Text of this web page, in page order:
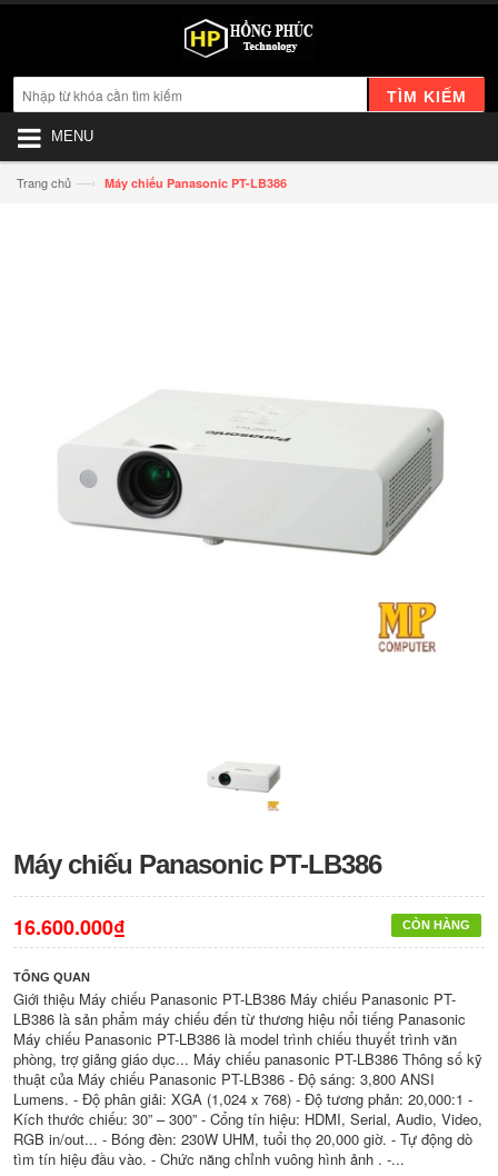
TÌM KIẾM
MENU
Trang chủ —› Máy chiếu Panasonic PT-LB386
Máy chiếu Panasonic PT-LB386
CÒN HÀNG
16.600.000₫
TỔNG QUAN
Giới thiệu Máy chiếu Panasonic PT-LB386 Máy chiếu Panasonic PT-
LB386 là sản phẩm máy chiếu đến từ thương hiệu nổi tiếng Panasonic
Máy chiếu Panasonic PT-LB386 là model trình chiếu thuyết trình văn
phòng, trợ giảng giáo dục... Máy chiếu panasonic PT-LB386 Thông số kỹ
thuật của Máy chiếu Panasonic PT-LB386 - Độ sáng: 3,800 ANSI
Lumens. - Độ phân giải: XGA (1,024 x 768) - Độ tương phản: 20,000:1 -
Kích thước chiếu: 30” – 300” - Cổng tín hiệu: HDMI, Serial, Audio, Video,
RGB in/out... - Bóng đèn: 230W UHM, tuổi thọ 20,000 giờ. - Tự động dò
tìm tín hiệu đầu vào. - Chức năng chỉnh vuông hình ảnh . -...